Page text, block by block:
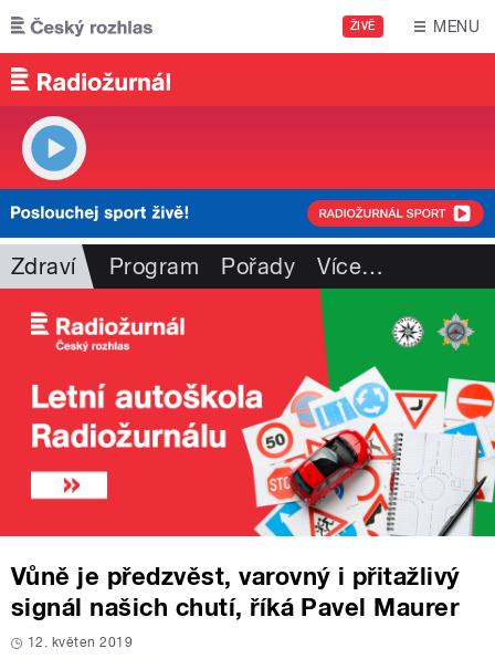
Přejít k hlavnímu obsahu
ŽIVĚ MENU
Zdraví Program Pořady Více…
Vůně je předzvěst, varovný i přitažlivý
signál našich chutí, říká Pavel Maurer
12. květen 2019